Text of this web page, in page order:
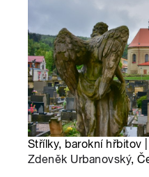
Střílky, barokní hřbitov
Zdeněk Urbanovský,